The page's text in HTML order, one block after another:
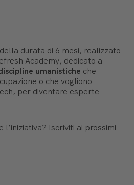
durata di 6 mesi, realizzato
Academy, dedicato a
umanistiche che
o che vogliono
per diventare esperte
Iscriviti ai prossimi